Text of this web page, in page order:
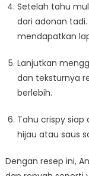
Setelah tahu
dari adonan
mendapatkan
Lanjutkan
dan teksturnya
berlebih.
Tahu crispy siap
hijau atau saus
Dengan resep ini,